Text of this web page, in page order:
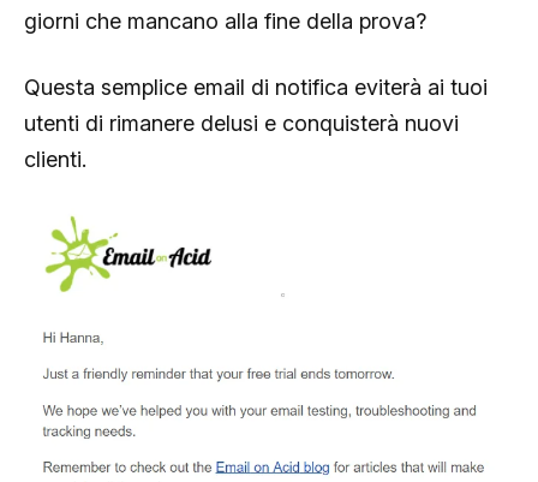
giorni che mancano alla fine della prova?
Questa semplice email di notifica eviterà ai tuoi
utenti di rimanere delusi e conquisterà nuovi
clienti.